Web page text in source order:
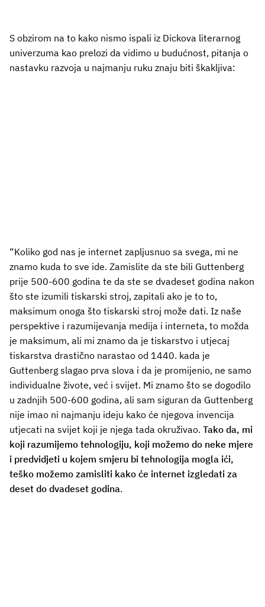
S obzirom na to kako nismo ispali iz Dickova literarnog
univerzuma kao prelozi da vidimo u budućnost, pitanja o
nastavku razvoja u najmanju ruku znaju biti škakljiva:
“Koliko god nas je internet zapljusnuo sa svega, mi ne
znamo kuda to sve ide. Zamislite da ste bili Guttenberg
prije 500-600 godina te da ste se dvadeset godina nakon
što ste izumili tiskarski stroj, zapitali ako je to to,
maksimum onoga što tiskarski stroj može dati. Iz naše
perspektive i razumijevanja medija i interneta, to možda
je maksimum, ali mi znamo da je tiskarstvo i utjecaj
tiskarstva drastično narastao od 1440. kada je
Guttenberg slagao prva slova i da je promijenio, ne samo
individualne živote, već i svijet. Mi znamo što se dogodilo
u zadnjih 500-600 godina, ali sam siguran da Guttenberg
nije imao ni najmanju ideju kako će njegova invencija
utjecati na svijet koji je njega tada okruživao. Tako da, mi
koji razumijemo tehnologiju, koji možemo do neke mjere
i predvidjeti u kojem smjeru bi tehnologija mogla ići,
teško možemo zamisliti kako će internet izgledati za
deset do dvadeset godina.